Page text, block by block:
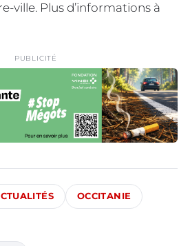
ville. Plus d’informations à
PUBLICITÉ
OCCITANIE